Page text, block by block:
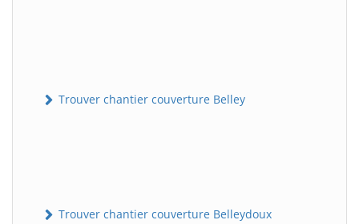
Trouver chantier couverture Belley
Trouver chantier couverture Belleydoux